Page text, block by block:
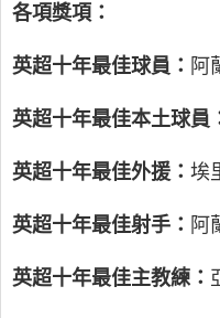
各項獎項：
英超十年最佳球員： 阿
英超十年最佳本土球員
英超十年最佳外援： 埃
英超十年最佳射手： 阿
英超十年最佳主教練：